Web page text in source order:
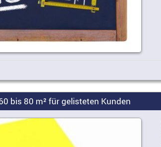
bis 80 m² für gelisteten Kunden